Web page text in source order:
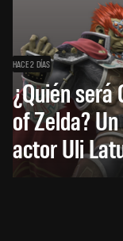
HACE 2 DÍAS
¿Quién será
of Zelda?
actor Uli